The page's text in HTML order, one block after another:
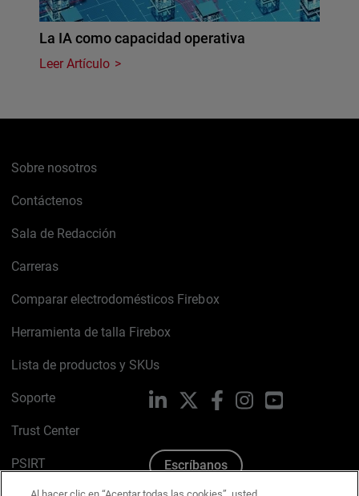
La IA como capacidad operativa
Leer Artículo
Sobre nosotros
Contáctenos
Sala de Redacción
Carreras
Comparar electrodomésticos Firebox
Herramienta de talla Firebox
Lista de productos y SKUs
Soporte
Trust Center
PSIRT
LinkedIn FacebookInstagramYouTube
Escríbanos